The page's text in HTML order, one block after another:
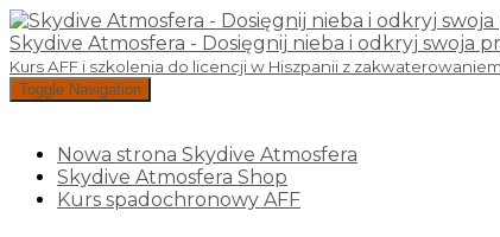
Skydive Atmosfera - Dosięgnij nieba i odkryj swoja
Kurs AFF i szkolenia do licencji w Hiszpanii z
Toggle Navigation
Nowa strona Skydive Atmosfera
Skydive Atmosfera Shop
Kurs spadochronowy AFF